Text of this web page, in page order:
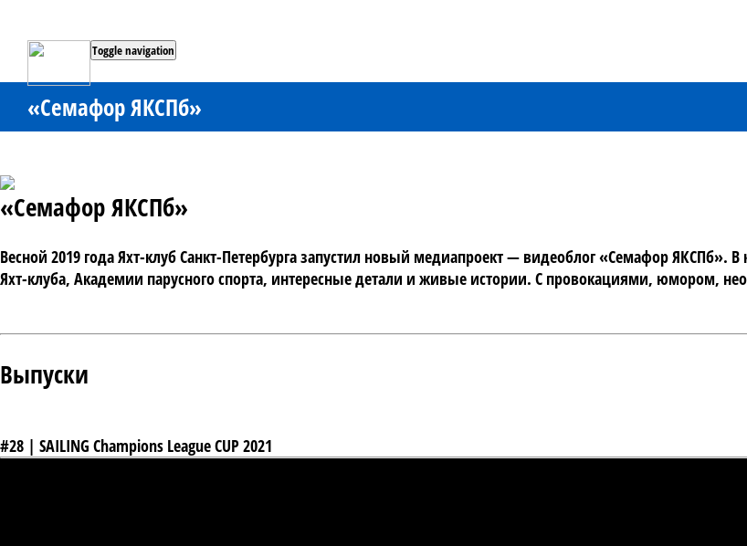
Toggle navigation
«Семафор ЯКСПб»
«Семафор ЯКСПб»
Весной 2019 года Яхт-клуб Санкт-Петербурга запустил новый медиапроект — видеоблог «Семафор
Выпуски
#28 | SAILING Champions League CUP 2021